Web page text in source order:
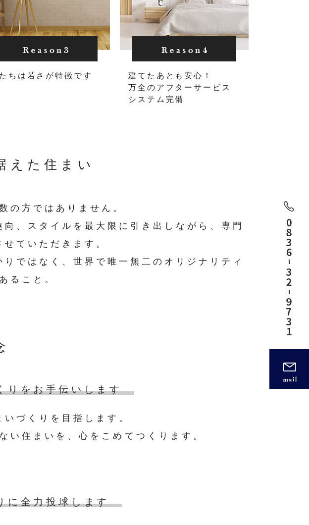
ちは若さが特徴です
建てたあとも安心！
万全のアフターサービス
システム完備
えた住まい
の方ではありません。
、スタイルを最大限に引き出しながら、専門
ていただきます。
ではなく、世界で唯一無二のオリジナリティ
ること。
りをお手伝いします
づくりを目指します。
い住まいを、心をこめてつくります。
に全力投球します